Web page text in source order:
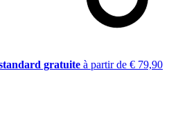
gratuite à partir de € 79,90